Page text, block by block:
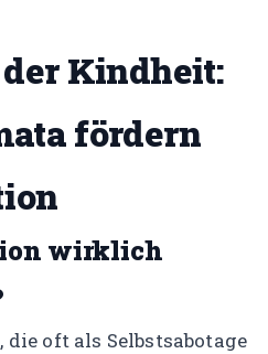
Kindheit:
fördern
wirklich
oft als Selbstsabotage